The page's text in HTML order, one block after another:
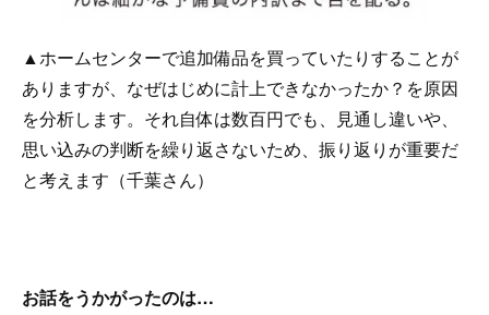
▲ホームセンターで追加備品を買っていたりすることが
ありますが、なぜはじめに計上できなかったか？を原因
を分析します。それ自体は数百円でも、見通し違いや、
思い込みの判断を繰り返さないため、振り返りが重要だ
と考えます（千葉さん）
お話をうかがったのは…